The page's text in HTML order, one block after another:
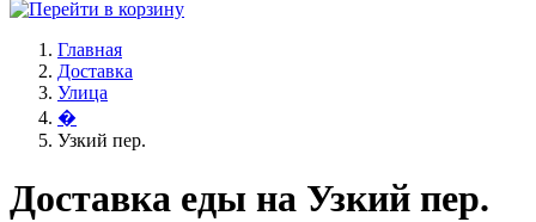
Главная
Доставка
Улица
�
Узкий пер.
Доставка еды на Узкий пер.